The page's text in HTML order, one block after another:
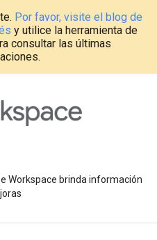
Por favor, visite el blog de
y utilice la herramienta de
consultar las últimas
Workspace brinda información